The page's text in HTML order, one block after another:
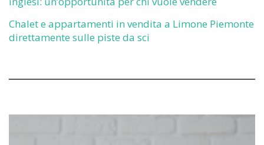
Chalet e appartamenti in vendita a Limone Piemonte
direttamente sulle piste da sci